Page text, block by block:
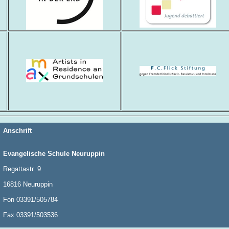
Anschrift
Evangelische Schule Neuruppin
Regattastr. 9
16816 Neuruppin
Fon 03391/505784
Fax 03391/503536